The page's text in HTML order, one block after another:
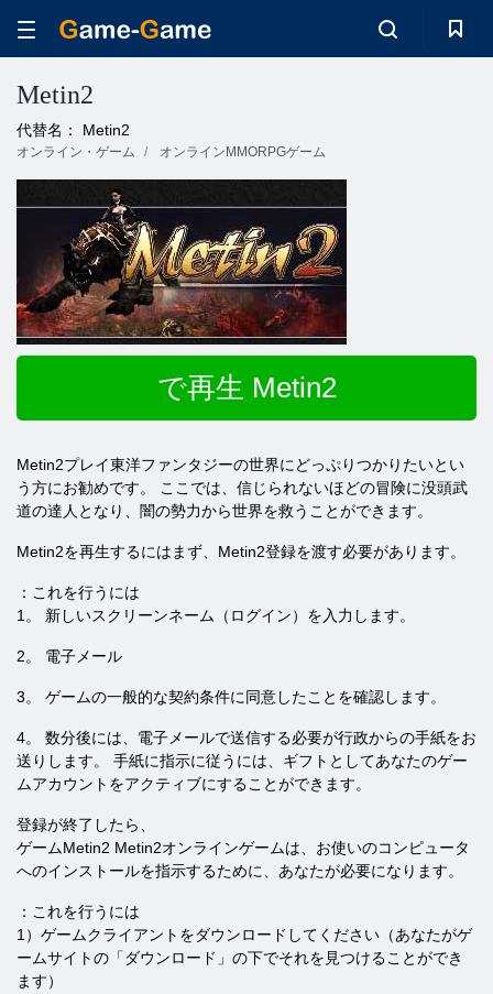
Metin2
代替名： Metin2
オンライン・ゲーム オンラインMMORPGゲーム
で再生 Metin2
Metin2プレイ東洋ファンタジーの世界にどっぷりつかりたいとい
う方にお勧めです。 ここでは、信じられないほどの冒険に没頭武
道の達人となり、闇の勢力から世界を救うことができます。
Metin2を再生するにはまず、Metin2登録を渡す必要があります。
：これを行うには
1。 新しいスクリーンネーム（ログイン）を入力します。
2。 電子メール
3。 ゲームの一般的な契約条件に同意したことを確認します。
4。 数分後には、電子メールで送信する必要が行政からの手紙をお
送りします。 手紙に指示に従うには、ギフトとしてあなたのゲー
ムアカウントをアクティブにすることができます。
登録が終了したら、
ゲームMetin2 Metin2オンラインゲームは、お使いのコンピュータ
へのインストールを指示するために、あなたが必要になります。
：これを行うには
1）ゲームクライアントをダウンロードしてください（あなたがゲ
ームサイトの「ダウンロード」の下でそれを見つけることができ
ます）